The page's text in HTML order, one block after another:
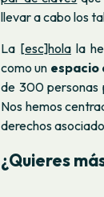
llevar a cabo los
La [esc]holala
como un espacio
de 300 personas
Nos hemos
derechos
¿Quieres